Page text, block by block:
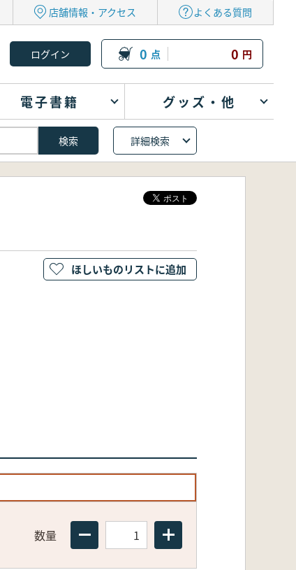
店舗情報・アクセス よくある質問
0 点 0 円
電子書籍 グッズ・他
詳細検索
数量
ほしいものリストに追加